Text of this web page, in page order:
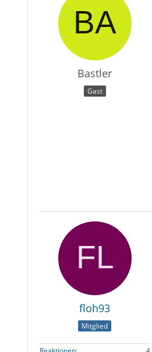
Bastler
Gast
floh93
Mitglied